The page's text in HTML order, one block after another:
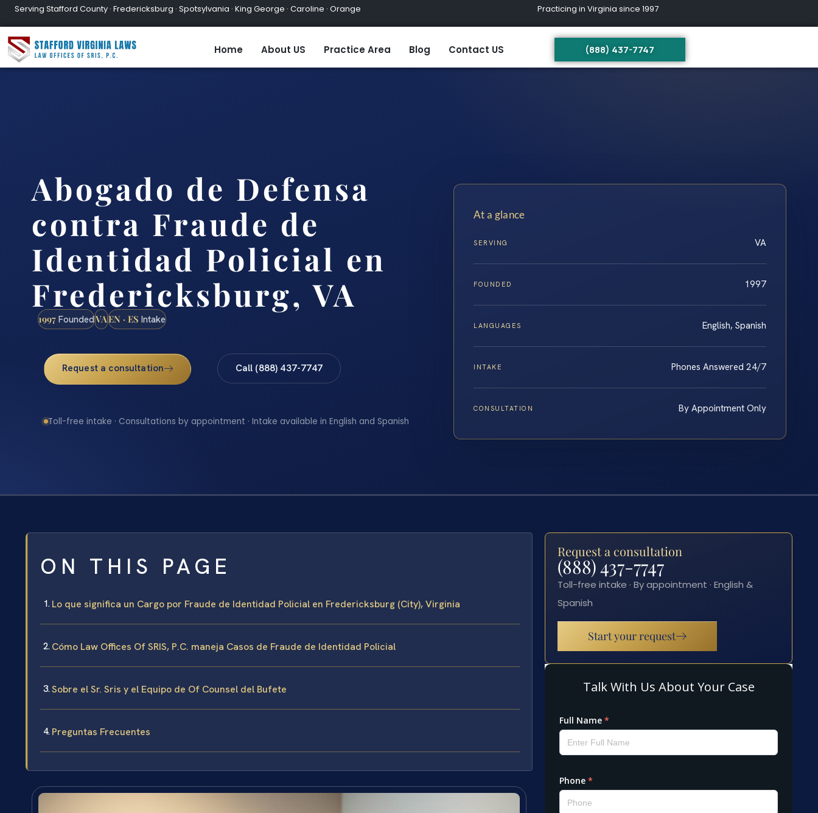
Serving Stafford County · Fredericksburg · Spotsylvania · King George · Caroline · Orange Practicing in Virginia since 1997
Home About US Practice Area Blog Contact US (888) 437-7747
Abogado de Defensa
contra Fraude de
Identidad Policial en
Fredericksburg, VA
1997 FoundedVAEN · ES Intake
Request a consultation Call (888) 437-7747
Toll-free intake · Consultations by appointment · Intake available in English and Spanish
At a glance
SERVING VA
FOUNDED 1997
LANGUAGES English, Spanish
INTAKE Phones Answered 24/7
CONSULTATION By Appointment Only
ON THIS PAGE
Lo que significa un Cargo por Fraude de Identidad Policial en Fredericksburg (City), Virginia
Cómo Law Offices Of SRIS, P.C. maneja Casos de Fraude de Identidad Policial
Sobre el Sr. Sris y el Equipo de Of Counsel del Bufete
Preguntas Frecuentes
Request a consultation
(888) 437-7747
Toll-free intake · By appointment · English &
Spanish
Start your request